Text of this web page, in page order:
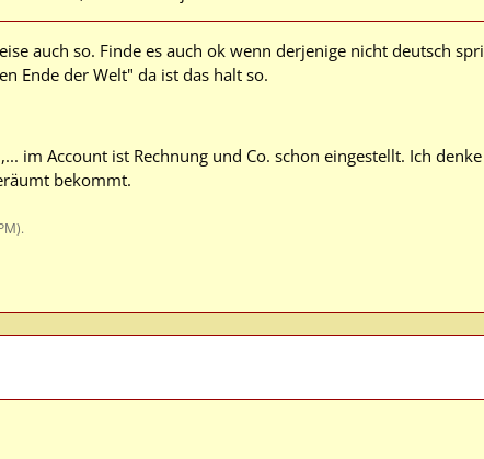
auch so. Finde es auch ok wenn derjenige nicht deutsch
Ende der Welt" da ist das halt so.
im Account ist Rechnung und Co. schon eingestellt. Ich
bekommt.
).